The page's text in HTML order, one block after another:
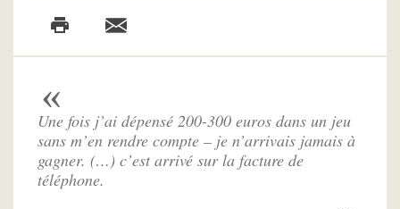
Une fois j’ai dépensé 200-300 euros dans un jeu
sans m’en rendre compte – je n’arrivais jamais à
gagner. (…) c’est arrivé sur la facture de
téléphone.